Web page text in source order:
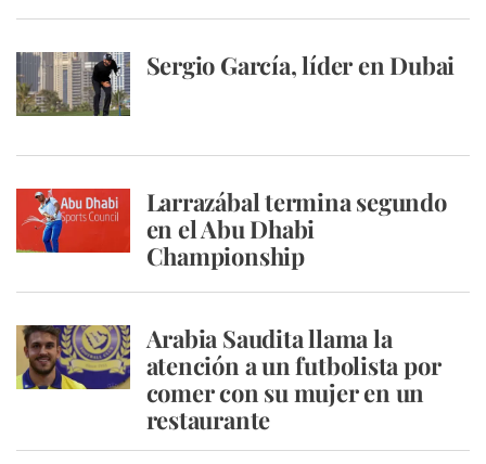
Sergio García, líder en Dubai
Larrazábal termina segundo
en el Abu Dhabi
Championship
Arabia Saudita llama la
atención a un futbolista por
comer con su mujer en un
restaurante